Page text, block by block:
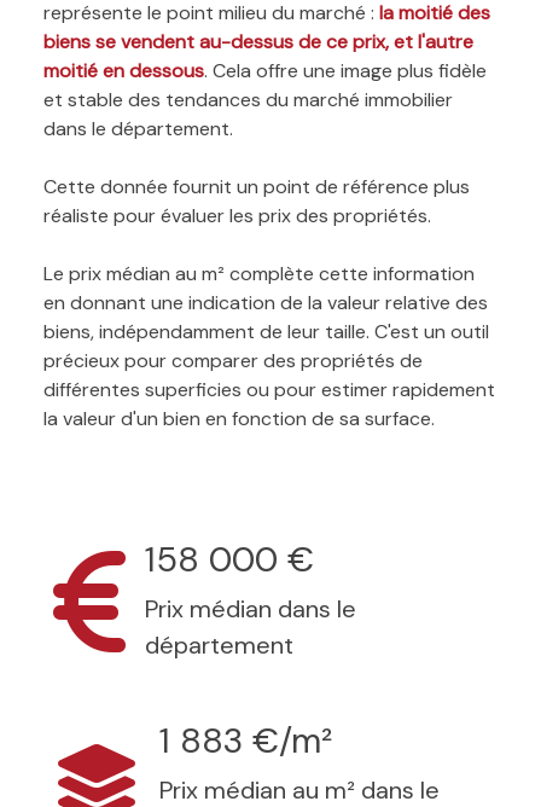
représente le point milieu du marché : la moitié des
biens se vendent au-dessus de ce prix, et l'autre
moitié en dessous. Cela offre une image plus fidèle
et stable des tendances du marché immobilier
dans le département.
Cette donnée fournit un point de référence plus
réaliste pour évaluer les prix des propriétés.
Le prix médian au m² complète cette information
en donnant une indication de la valeur relative des
biens, indépendamment de leur taille. C'est un outil
précieux pour comparer des propriétés de
différentes superficies ou pour estimer rapidement
la valeur d'un bien en fonction de sa surface.
158 000 €
Prix médian dans le
département
1 883 €/m²
Prix médian au m² dans le